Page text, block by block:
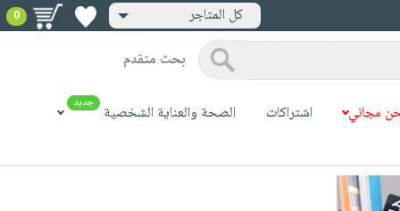
كل المتاجر 0
بحث متقدم
مجاني اشتراكات الصحة والعناية الشخصية جديد